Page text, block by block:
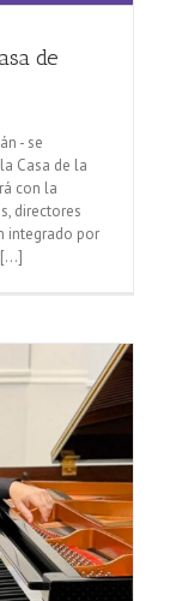
de
- se
Casa de la
con la
directores
integrado por